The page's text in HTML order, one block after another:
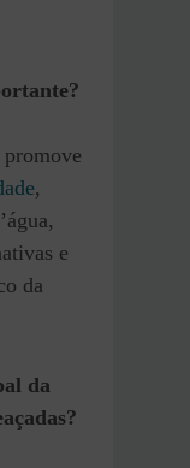
promove
,
e
da
da